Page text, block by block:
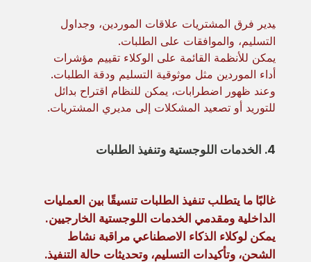
يدير فرق المشتريات علاقات الموردين، وجداول
التسليم، والموافقات على الطلبات.
يمكن للأنظمة القائمة على الوكلاء تقييم مؤشرات
أداء الموردين مثل موثوقية التسليم ودقة الطلبات.
وعند ظهور اضطرابات، يمكن للنظام اقتراح بدائل
للتوريد أو تصعيد المشكلات إلى مديري المشتريات.
4. الخدمات اللوجستية وتنفيذ الطلبات
غالبًا ما يتطلب تنفيذ الطلبات تنسيقًا بين العمليات
الداخلية ومقدمي الخدمات اللوجستية الخارجيين.
يمكن لوكلاء الذكاء الاصطناعي مراقبة نشاط
الشحن، وتأكيدات التسليم، وتحديثات حالة التنفيذ.